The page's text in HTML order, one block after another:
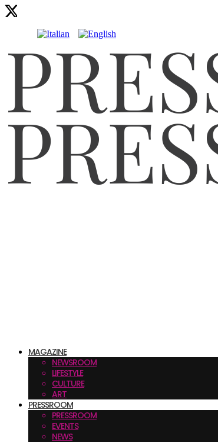
MAGAZINE
NEWSROOM
LIFESTYLE
CULTURE
ART
PRESSROOM
PRESSROOM
EVENTS
NEWS